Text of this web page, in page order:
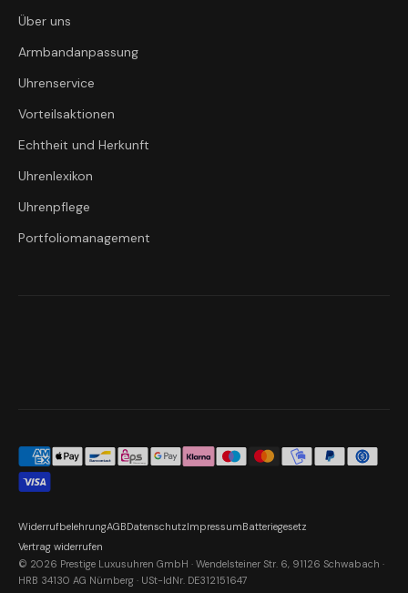
Über uns
Armbandanpassung
Uhrenservice
Vorteilsaktionen
Echtheit und Herkunft
Uhrenlexikon
Uhrenpflege
Portfoliomanagement
© 2026 Prestige Luxusuhren GmbH · Wendelsteiner Str. 6, 91126 Schwabach ·
HRB 34130 AG Nürnberg · USt-IdNr. DE312151647
WiderrufbelehrungAGBDatenschutzImpressumBatteriegesetz
Vertrag widerrufen